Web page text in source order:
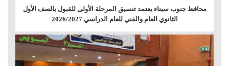
محافظ جنوب سيناء يعتمد تنسيق المرحلة الأولى للقبول بالصف الأول
الثانوي العام والفني للعام الدراسي 2026/2027